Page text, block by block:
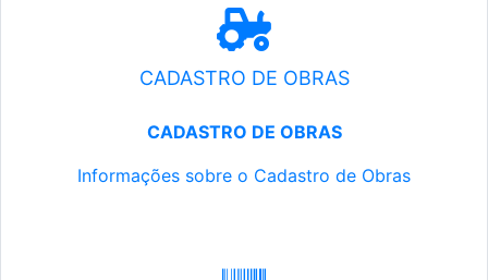
CADASTRO DE OBRAS
CADASTRO DE OBRAS
Informações sobre o Cadastro de Obras